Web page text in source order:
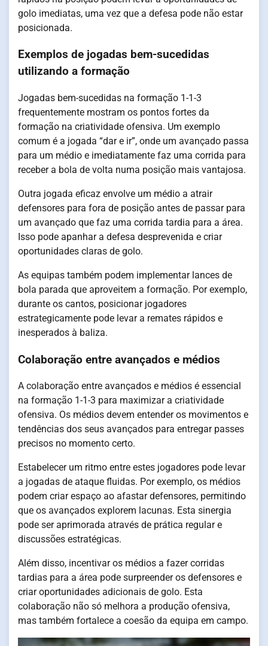
golo imediatas, uma vez que a defesa pode não estar
posicionada.
Exemplos de jogadas bem-sucedidas
utilizando a formação
Jogadas bem-sucedidas na formação 1-1-3
frequentemente mostram os pontos fortes da
formação na criatividade ofensiva. Um exemplo
comum é a jogada “dar e ir”, onde um avançado passa
para um médio e imediatamente faz uma corrida para
receber a bola de volta numa posição mais vantajosa.
Outra jogada eficaz envolve um médio a atrair
defensores para fora de posição antes de passar para
um avançado que faz uma corrida tardia para a área.
Isso pode apanhar a defesa desprevenida e criar
oportunidades claras de golo.
As equipas também podem implementar lances de
bola parada que aproveitem a formação. Por exemplo,
durante os cantos, posicionar jogadores
estrategicamente pode levar a remates rápidos e
inesperados à baliza.
Colaboração entre avançados e médios
A colaboração entre avançados e médios é essencial
na formação 1-1-3 para maximizar a criatividade
ofensiva. Os médios devem entender os movimentos e
tendências dos seus avançados para entregar passes
precisos no momento certo.
Estabelecer um ritmo entre estes jogadores pode levar
a jogadas de ataque fluidas. Por exemplo, os médios
podem criar espaço ao afastar defensores, permitindo
que os avançados explorem lacunas. Esta sinergia
pode ser aprimorada através de prática regular e
discussões estratégicas.
Além disso, incentivar os médios a fazer corridas
tardias para a área pode surpreender os defensores e
criar oportunidades adicionais de golo. Esta
colaboração não só melhora a produção ofensiva,
mas também fortalece a coesão da equipa em campo.